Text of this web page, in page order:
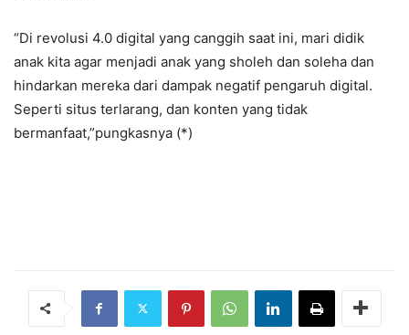
“Di revolusi 4.0 digital yang canggih saat ini, mari didik
anak kita agar menjadi anak yang sholeh dan soleha dan
hindarkan mereka dari dampak negatif pengaruh digital.
Seperti situs terlarang, dan konten yang tidak
bermanfaat,”pungkasnya (*)